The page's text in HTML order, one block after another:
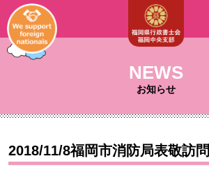
NEWS
お知らせ
2018/11/8福岡市消防局表敬訪問